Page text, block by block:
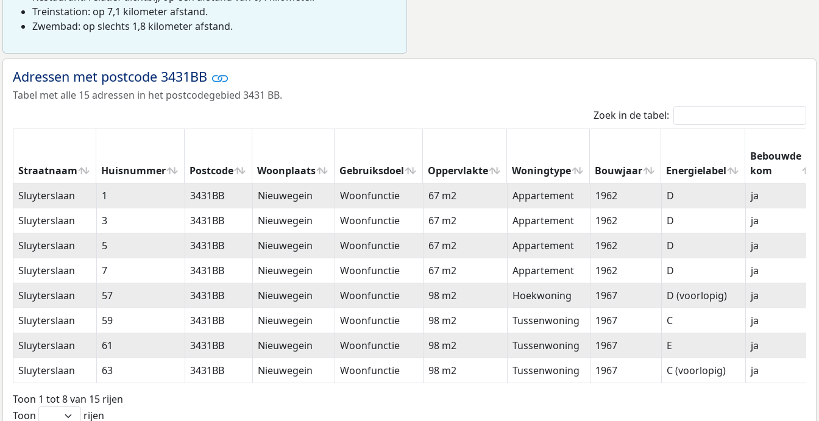
Treinstation: op 7,1 kilometer afstand.
Zwembad: op slechts 1,8 kilometer afstand.
Adressen met postcode 3431BB
Tabel met alle 15 adressen in het postcodegebied 3431 BB.
Zoek in de tabel:
Straatnaam Huisnummer Postcode Woonplaats Gebruiksdoel Oppervlakte Woningtype Bouwjaar Energielabel
Bebouwde
kom
Straatnaam
Huisnummer Postcode Woonplaats Gebruiksdoel Oppervlakte Woningtype Bouwjaar Energielabel
Bebouwde
kom
Sluyterslaan 1 3431BB Nieuwegein Woonfunctie 67 m2 Appartement 1962 D
ja
Sluyterslaan
3 3431BB Nieuwegein Woonfunctie 67 m2 Appartement 1962 D
ja
Sluyterslaan
5 3431BB Nieuwegein Woonfunctie 67 m2 Appartement 1962 D
ja
Sluyterslaan
7 3431BB Nieuwegein Woonfunctie 67 m2 Appartement 1962 D
ja
Sluyterslaan
57 3431BB Nieuwegein Woonfunctie 98 m2 Hoekwoning 1967 D (voorlopig)
ja
Sluyterslaan
59 3431BB Nieuwegein Woonfunctie 98 m2 Tussenwoning 1967 C
ja
Sluyterslaan
61 3431BB Nieuwegein Woonfunctie 98 m2 Tussenwoning 1967 E
ja
Sluyterslaan
63 3431BB Nieuwegein Woonfunctie 98 m2 Tussenwoning 1967 C (voorlopig) ja
Toon 1 tot 8 van 15 rijen
Toon
rijen